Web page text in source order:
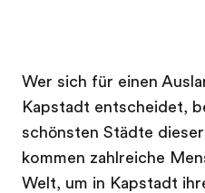
Karriere
Teil des Teams werden
Wer sich für einen
Kapstadt entscheidet,
schönsten Städte
kommen zahlreiche
Welt, um in Kapstadt